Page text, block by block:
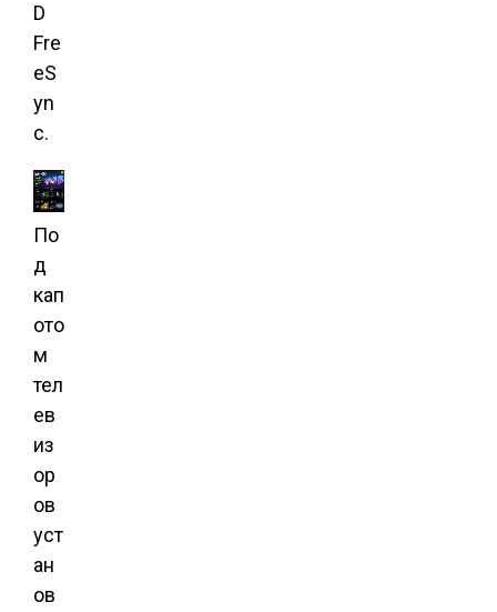
D
Fre
eS
yn
c.
По
д
кап
ото
м
тел
ев
из
ор
ов
уст
ан
ов